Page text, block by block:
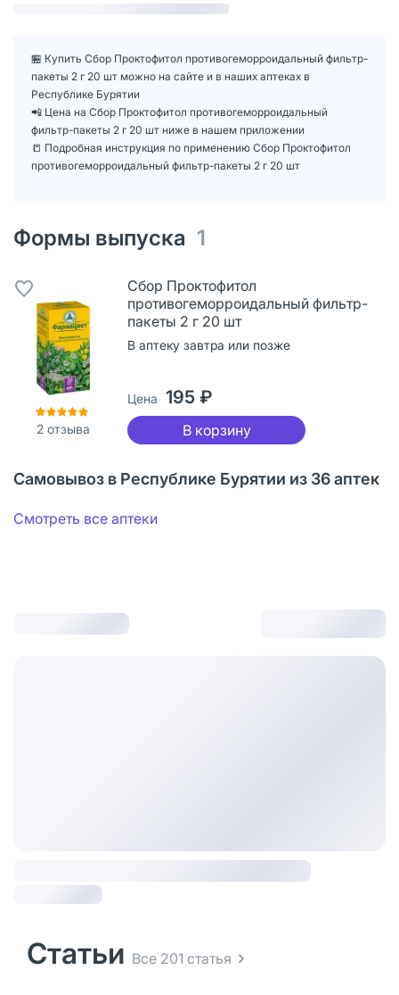
🏪 Купить Сбор Проктофитол противогеморроидальный фильтр-
пакеты 2 г 20 шт можно на сайте и в наших аптеках в
Республике Бурятии
📲 Цена на Сбор Проктофитол противогеморроидальный
фильтр-пакеты 2 г 20 шт ниже в нашем приложении
📒 Подробная инструкция по применению Сбор Проктофитол
противогеморроидальный фильтр-пакеты 2 г 20 шт
Формы выпуска 1
2 отзыва
Сбор Проктофитол
противогеморроидальный фильтр-
пакеты 2 г 20 шт
В аптеку завтра или позже
Цена 195 ₽
В корзину
Самовывоз в Республике Бурятии из 36 аптек
Смотреть все аптеки
Статьи Все 201 статья